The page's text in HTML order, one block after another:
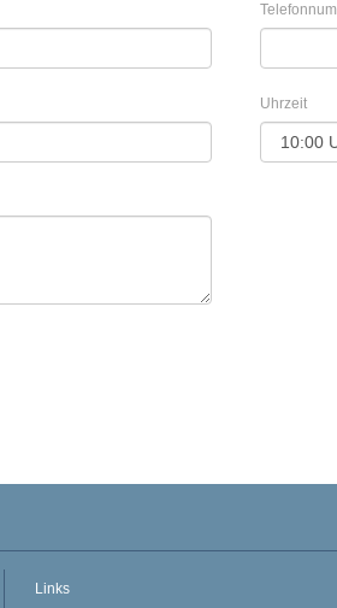
Uhrzeit
Links